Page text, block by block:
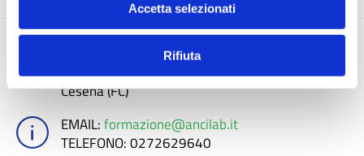
Accetta selezionati
Rifiuta
Comune di Cesena
Piazza Del Popolo, 10
Cesena (FC)
EMAIL:formazione@ancilab.it
TELEFONO: 0272629640